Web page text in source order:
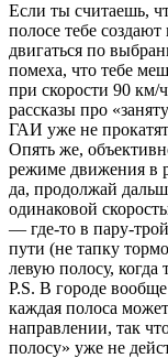
Если ты считаешь,
полосе тебе
двигаться по
помеха, что тебе
при скорости 90 км/
рассказы про
ГАИ уже не
Опять же,
режиме движения в
да, продолжай
одинаковой
— где-то в пару-
пути (не тапку
левую полосу,
P.S. В городе
каждая полоса
направлении, так
полосу» уже не